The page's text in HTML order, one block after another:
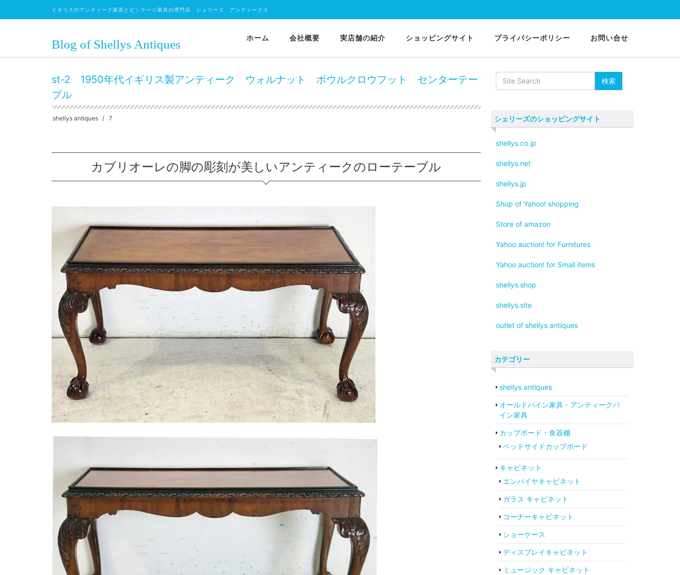
イギリスのアンティーク家具とビンテージ家具の専門店 シェリーズ アンティークス
Blog of Shellys Antiques ホーム 会社概要 実店舗の紹介 ショッピングサイト プライバシーポリシー お問い合せ
HOME テーブル センターテーブル st-2 1950年代イギリス製アンティーク ウォルナット ボウルクロウフット センターテーブル
st-2 1950年代イギリス製アンティーク ウォルナット ボウルクロウフット センターテー
ブル
shellys antiques 7
カブリオーレの脚の彫刻が美しいアンティークのローテーブル
シェリーズのショッピングサイト
shellys.co.jp
shellys.net
shellys.jp
Shop of Yahoo! shopping
Store of amazon
Yahoo auction! for Furnitures
Yahoo auction! for Small items
shellys.shop
shellys.site
outlet of shellys antiques
カテゴリー
shellys antiques
オールドパイン家具・アンティークパ
イン家具
カップボード・食器棚
ベッドサイドカップボード
キャビネット
エンパイヤキャビネット
ガラス キャビネット
コーナーキャビネット
ショーケース
ディスプレイキャビネット
ミュージック キャビネット